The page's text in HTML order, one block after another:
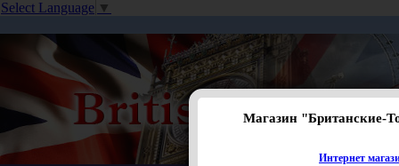
Select Language ▼
Магазин "Британские-
Интернет